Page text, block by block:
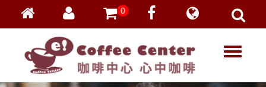
會員登入
忘記密碼
加入會員
0
T